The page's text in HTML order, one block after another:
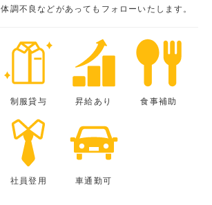
体調不良などがあってもフォローいたします。
制服貸与 昇給あり 食事補助
社員登用 車通勤可